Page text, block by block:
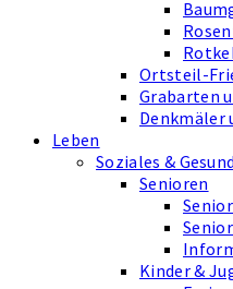
Ortsteil-
Grabarten
Denkmäler
Leben
Soziales &
Senioren
Kinder &